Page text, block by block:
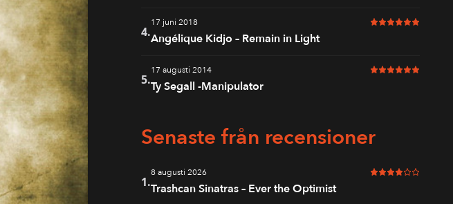
4.
17 juni 2018 6 av 6 i betyg
Angélique Kidjo – Remain in Light
5.
17 augusti 2014 6 av 6 i betyg
Ty Segall -Manipulator
Senaste från recensioner
1.
8 augusti 2026 4 av 6 i betyg
Trashcan Sinatras – Ever the Optimist